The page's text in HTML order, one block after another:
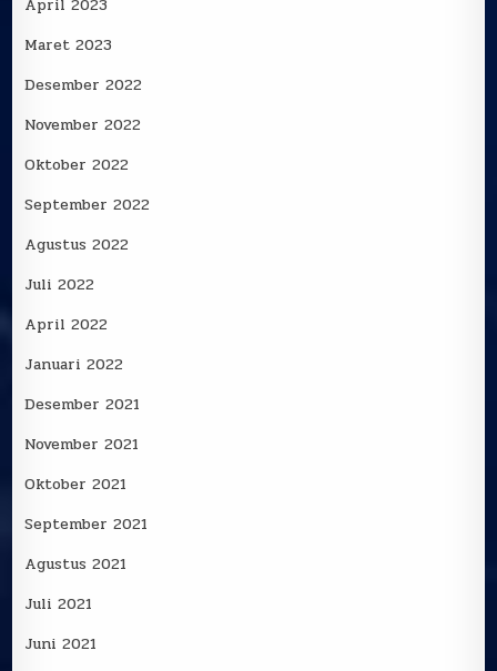
April 2023
Maret 2023
Desember 2022
November 2022
Oktober 2022
September 2022
Agustus 2022
Juli 2022
April 2022
Januari 2022
Desember 2021
November 2021
Oktober 2021
September 2021
Agustus 2021
Juli 2021
Juni 2021